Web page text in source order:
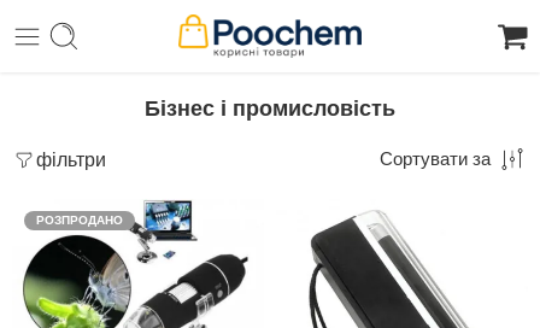
Бізнес і промисловість
фільтри Сортувати за
РОЗПРОДАНО